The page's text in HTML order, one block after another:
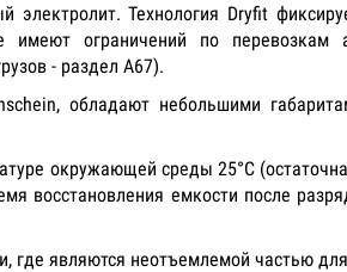
Технология Dryfit
имеют ограничений по перевозкам
- раздел А67).
обладают небольшими
окружающей среды 25°C
восстановления емкости после
где являются неотъемлемой частью